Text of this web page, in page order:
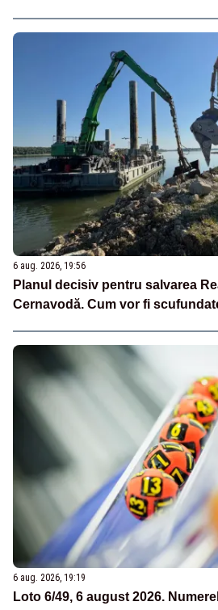
6 aug. 2026, 19:56
Planul decisiv pentru salvarea
Cernavodă. Cum vor fi
6 aug. 2026, 19:19
Loto 6/49, 6 august 2026.